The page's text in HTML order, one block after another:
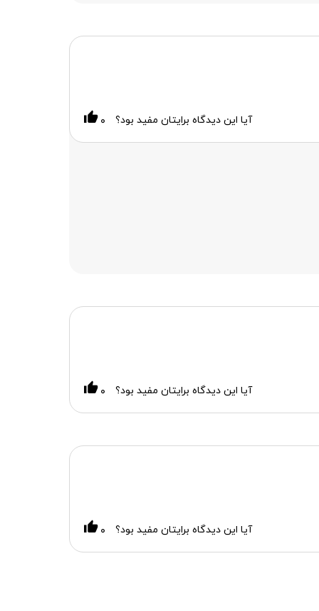
آیا این دیدگاه برایتان مفید بود؟ ۰
آیا این دیدگاه برایتان مفید بود؟ ۰
آیا این دیدگاه برایتان مفید بود؟ ۰